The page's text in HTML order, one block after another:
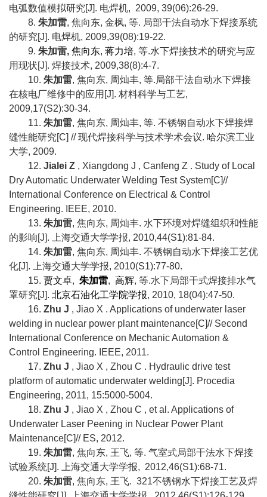
电弧数值模拟研究[J]. 电焊机, 2009, 39(06):26-29.
8. 朱加雷, 焦向东, 金枫, 等. 局部干法自动水下焊接系统
的研究[J]. 电焊机, 2009,39(08):19-22.
9. 朱加雷, 焦向东, 蒋力培, 等.水下焊接技术的研究与应
用现状[J]. 焊接技术, 2009,38(8):4-7.
10. 朱加雷, 焦向东, 周灿丰, 等.局部干法自动水下焊接
在核电厂维修中的应用 [J]. 材料科学与工艺,
2009,17(S2):30-34.
11. 朱加雷, 焦向东, 周灿丰, 等. 不锈钢自动水下焊接焊
缝性能研究[C] //现代焊接科学与技术学术会议. 哈尔滨工业
大学, 2009.
12. Jialei Z , Xiangdong J , Canfeng Z . Study of Local
Dry Automatic Underwater Welding Test System[C]//
International Conference on Electrical & Control
Engineering. IEEE, 2010.
13. 朱加雷, 焦向东, 周灿丰. 水下环境对焊缝组织和性能
的影响[J]. 上海交通大学学报, 2010,44(S1):81-84.
14. 朱加雷, 焦向东, 周灿丰. 不锈钢自动水下焊接工艺优
化[J]. 上海交通大学学报, 2010(S1):77-80.
15. 贾文卓, 朱加雷, 高辉, 等.水下局部干式焊接排水气
罩研究[J]. 北京石油化工学院学报, 2010, 18(04):47-50.
16. Zhu J , Jiao X . Applications of underwater laser
welding in nuclear power plant maintenance[C]// Second
International Conference on Mechanic Automation &
Control Engineering. IEEE, 2011.
17. Zhu J , Jiao X , Zhou C . Hydraulic drive test
platform of automatic underwater welding[J]. Procedia
Engineering, 2011, 15:5000-5004.
18. Zhu J , Jiao X , Zhou C , et al. Applications of
Underwater Laser Peening in Nuclear Power Plant
Maintenance[C]// ES, 2012.
19. 朱加雷, 焦向东, 王飞, 等. 气室式局部干法水下焊接
试验系统[J]. 上海交通大学学报, 2012,46(S1):68-71.
20. 朱加雷, 焦向东, 王飞. 321不锈钢水下焊接工艺及焊